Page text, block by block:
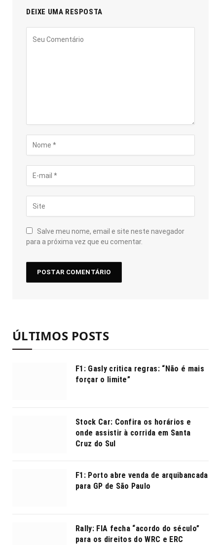
DEIXE UMA RESPOSTA
Salve meu nome, email e site neste navegador
para a próxima vez que eu comentar.
ÚLTIMOS POSTS
F1: Gasly critica regras: “Não é mais
forçar o limite”
Stock Car: Confira os horários e
onde assistir à corrida em Santa
Cruz do Sul
F1: Porto abre venda de arquibancada
para GP de São Paulo
Rally: FIA fecha “acordo do século”
para os direitos do WRC e ERC